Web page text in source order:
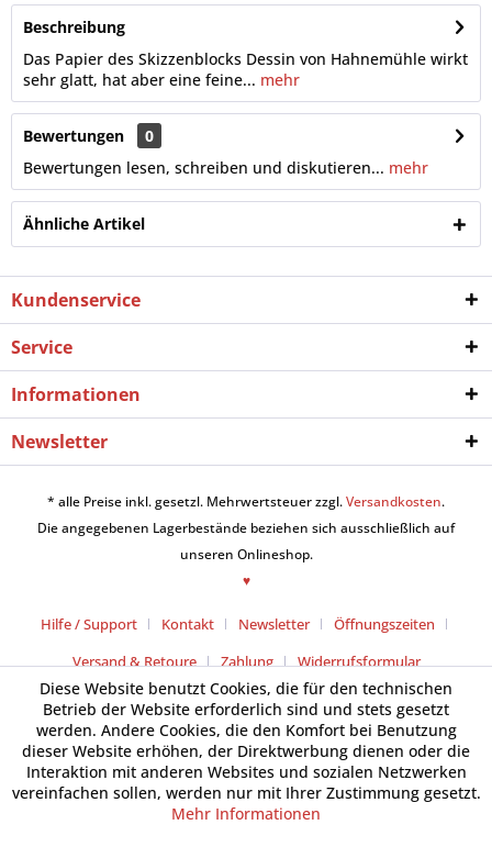
Beschreibung
Das Papier des Skizzenblocks Dessin von Hahnemühle wirkt
sehr glatt, hat aber eine feine... mehr
Bewertungen
0
Bewertungen lesen, schreiben und diskutieren... mehr
Ähnliche Artikel
Kundenservice
Service
Informationen
Newsletter
* alle Preise inkl. gesetzl. Mehrwertsteuer zzgl.Versandkosten.
Die angegebenen Lagerbestände beziehen sich ausschließlich auf
unseren Onlineshop.
♥
Hilfe / Support Kontakt Newsletter
Öffnungszeiten
Versand & Retoure
Zahlung Widerrufsformular
Diese Website benutzt Cookies, die für den technischen
Betrieb der Website erforderlich sind und stets gesetzt
werden. Andere Cookies, die den Komfort bei Benutzung
dieser Website erhöhen, der Direktwerbung dienen oder die
Interaktion mit anderen Websites und sozialen Netzwerken
vereinfachen sollen, werden nur mit Ihrer Zustimmung gesetzt.
Mehr Informationen